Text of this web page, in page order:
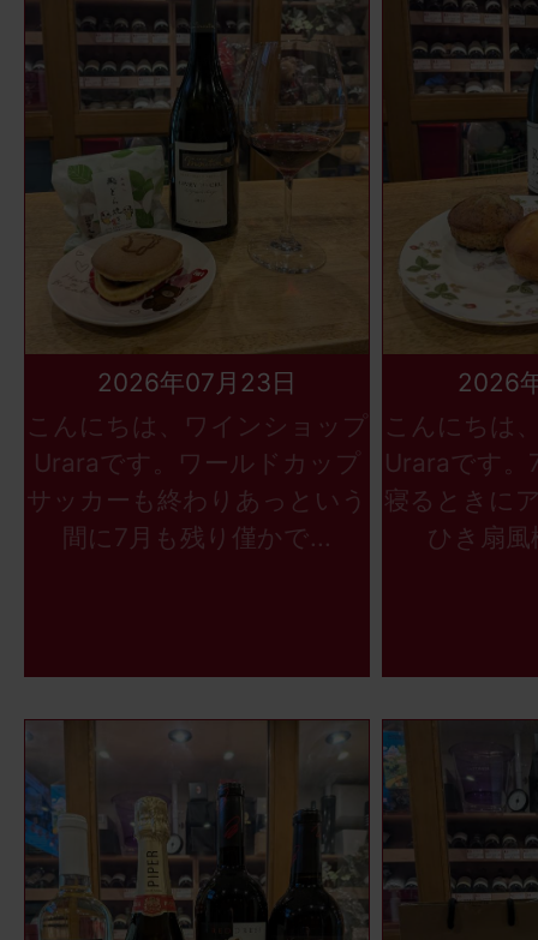
2026年07月23日
こんにちは、ワインショップ
Uraraです。ワールドカップ
サッカーも終わりあっという
間に7月も残り僅かで...
2026
こんにちは
Uraraです。
寝るときに
ひき扇